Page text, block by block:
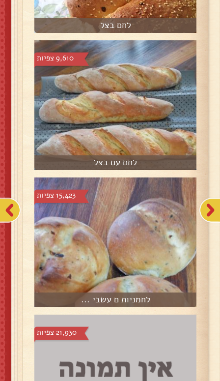
לחם בצל
9,610 צפיות
לחם עם בצל
15,423 צפיות
לחמניות ם עשבי ...
21,930 צפיות